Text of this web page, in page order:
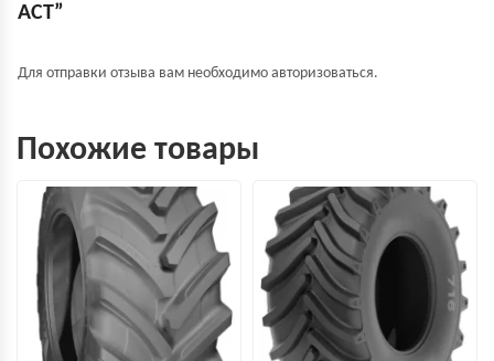
ACT”
Для отправки отзыва вам необходимо авторизоваться.
Похожие товары